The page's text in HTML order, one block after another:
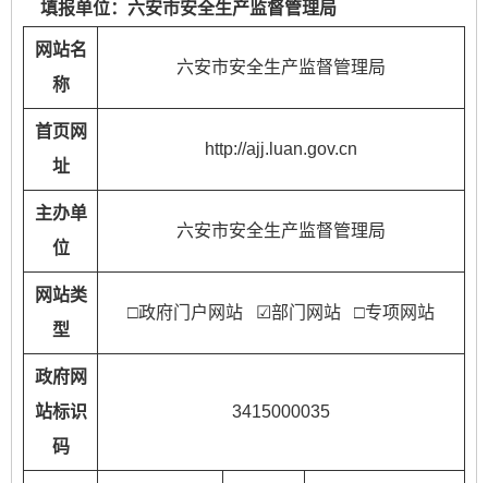
填报单位：六安市安全生产监督管理局
网站名
称
六安市安全生产监督管理局
首页网
址
http://ajj.luan.gov.cn
主办单
位
六安市安全生产监督管理局
网站类
型
□政府门户网站 ☑部门网站 □专项网站
政府网
站标识
码
3415000035